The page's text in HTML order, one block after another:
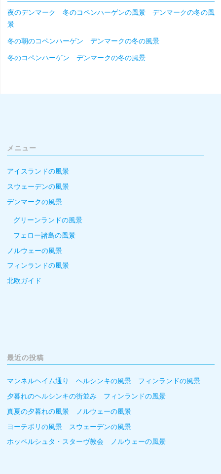
夜のデンマーク 冬のコペンハーゲンの風景 デンマークの冬の風
景
冬の朝のコペンハーゲン デンマークの冬の風景
冬のコペンハーゲン デンマークの冬の風景
メニュー
アイスランドの風景
スウェーデンの風景
デンマークの風景
グリーンランドの風景
フェロー諸島の風景
ノルウェーの風景
フィンランドの風景
北欧ガイド
最近の投稿
マンネルヘイム通り ヘルシンキの風景 フィンランドの風景
夕暮れのヘルシンキの街並み フィンランドの風景
真夏の夕暮れの風景 ノルウェーの風景
ヨーテボリの風景 スウェーデンの風景
ホッペルシュタ・スターヴ教会 ノルウェーの風景